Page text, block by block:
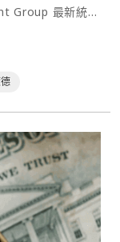
Group 最新統